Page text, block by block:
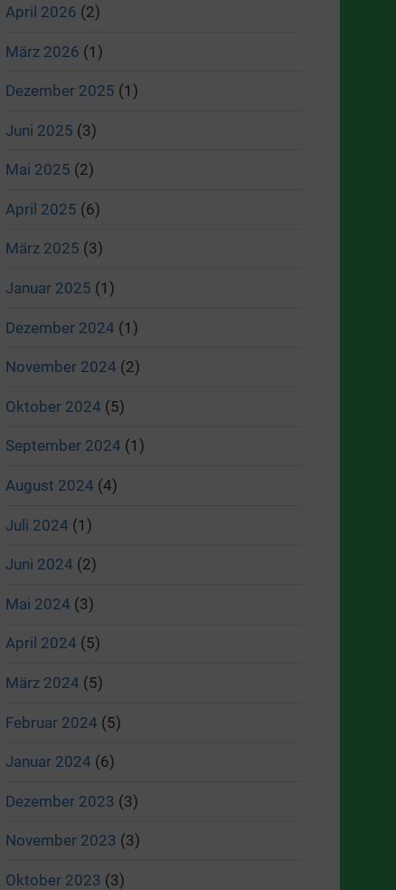
April 2026 (2)
März 2026 (1)
Dezember 2025 (1)
Juni 2025 (3)
Mai 2025 (2)
April 2025 (6)
März 2025 (3)
Januar 2025 (1)
Dezember 2024 (1)
November 2024 (2)
Oktober 2024 (5)
September 2024 (1)
August 2024 (4)
Juli 2024 (1)
Juni 2024 (2)
Mai 2024 (3)
April 2024 (5)
März 2024 (5)
Februar 2024 (5)
Januar 2024 (6)
Dezember 2023 (3)
November 2023 (3)
Oktober 2023 (3)